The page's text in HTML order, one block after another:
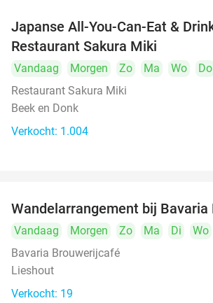
Japanse All-You-Can-Eat &
Restaurant Sakura Miki
Vandaag Morgen Zo Ma Wo
Do
Restaurant Sakura Miki
Beek en Donk
Verkocht: 1.004
Wandelarrangement bij
Vandaag Morgen Zo Ma Di Wo
Bavaria Brouwerijcafé
Lieshout
Verkocht: 19